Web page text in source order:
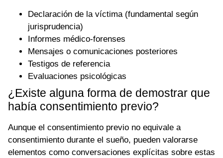
Declaración de la víctima (fundamental según
jurisprudencia)
Informes médico-forenses
Mensajes o comunicaciones posteriores
Testigos de referencia
Evaluaciones psicológicas
¿Existe alguna forma de demostrar que
había consentimiento previo?
Aunque el consentimiento previo no equivale a
consentimiento durante el sueño, pueden valorarse
elementos como conversaciones explícitas sobre estas